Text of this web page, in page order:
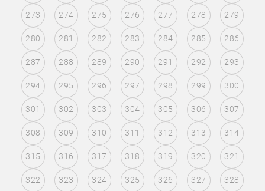
273 274 275 276 277 278 279
280 281 282 283 284 285 286
287 288 289 290 291 292 293
294 295 296 297 298 299 300
301 302 303 304 305 306 307
308 309 310 311 312 313 314
315 316 317 318 319 320 321
322 323 324 325 326 327 328